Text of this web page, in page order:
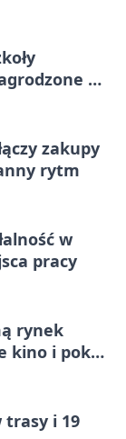
na
zakupy
rytm
w
pracy
rynek
kino i pokaz
trasy i 19